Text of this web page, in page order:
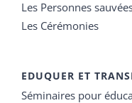
Les Personnes
Les Cérémonies
EDUQUER ET
Séminaires pour